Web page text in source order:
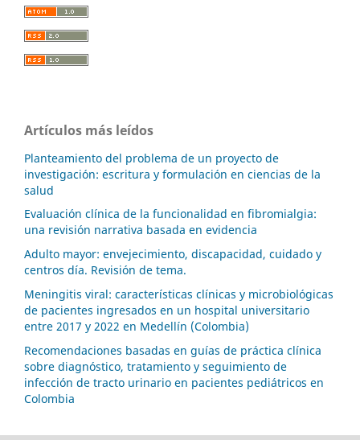
Artículos más leídos
Planteamiento del problema de un proyecto de
investigación: escritura y formulación en ciencias de la
salud
Evaluación clínica de la funcionalidad en fibromialgia:
una revisión narrativa basada en evidencia
Adulto mayor: envejecimiento, discapacidad, cuidado y
centros día. Revisión de tema.
Meningitis viral: características clínicas y microbiológicas
de pacientes ingresados en un hospital universitario
entre 2017 y 2022 en Medellín (Colombia)
Recomendaciones basadas en guías de práctica clínica
sobre diagnóstico, tratamiento y seguimiento de
infección de tracto urinario en pacientes pediátricos en
Colombia